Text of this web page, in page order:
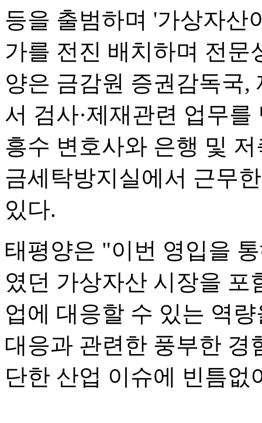
등을 출범하며 '가상자산
가를 전진 배치하며 전문
양은 금감원 증권감독국
서 검사·제재관련 업무
흥수 변호사와 은행 및
금세탁방지실에서 근무
있다.
태평양은 "이번 영입을
였던 가상자산 시장을 포
업에 대응할 수 있는 역
대응과 관련한 풍부한 경
단한 산업 이슈에 빈틈